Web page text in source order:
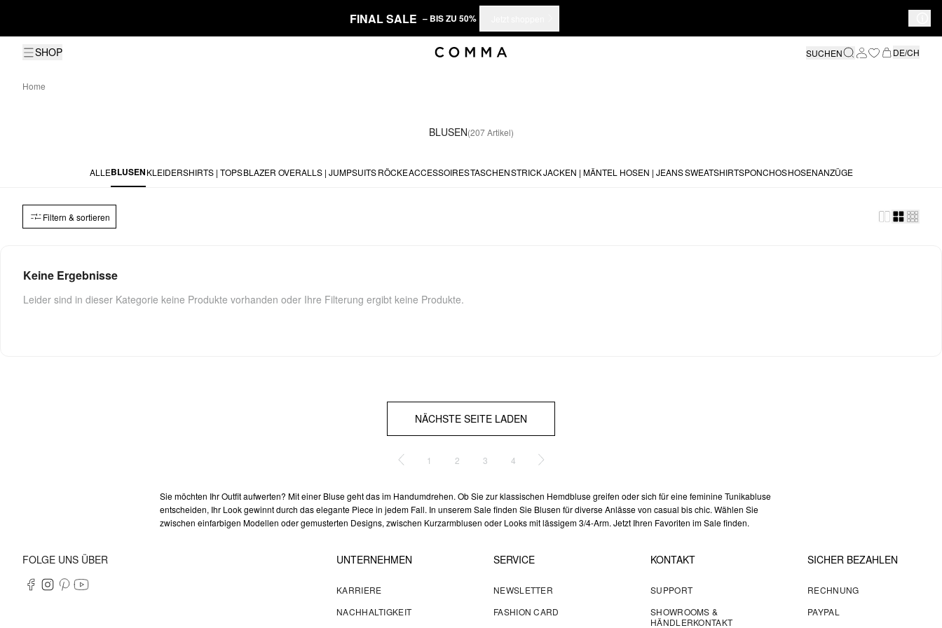
FINAL SALE – BIS ZU 50%
SHOP SUCHEN DE/CH
Home
BLUSEN(207 Artikel)
ALLEBLUSENKLEIDERSHIRTS | TOPSBLAZER OVERALLS | JUMPSUITS RÖCKEACCESSOIRESTASCHENSTRICKJACKEN | MÄNTEL HOSEN | JEANSSWEATSHIRTSPONCHOSHOSENANZÜGE
Filtern & sortieren
Keine Ergebnisse
Leider sind in dieser Kategorie keine Produkte vorhanden oder Ihre Filterung ergibt keine Produkte.
NÄCHSTE SEITE LADEN
1 2 3 4
Sie möchten Ihr Outfit aufwerten? Mit einer Bluse geht das im Handumdrehen. Ob Sie zur klassischen Hemdbluse greifen oder sich für eine feminine Tunikabluse
entscheiden, Ihr Look gewinnt durch das elegante Piece in jedem Fall. In unserem Sale finden Sie Blusen für diverse Anlässe von casual bis chic. Wählen Sie
zwischen einfarbigen Modellen oder gemusterten Designs, zwischen Kurzarmblusen oder Looks mit lässigem 3/4-Arm. Jetzt Ihren Favoriten im Sale finden.
FOLGE UNS ÜBER UNTERNEHMEN
KARRIERE
NACHHALTIGKEIT
SERVICE
NEWSLETTER
FASHION CARD
KONTAKT
SUPPORT
SHOWROOMS &
HÄNDLERKONTAKT
SICHER BEZAHLEN
RECHNUNG
PAYPAL